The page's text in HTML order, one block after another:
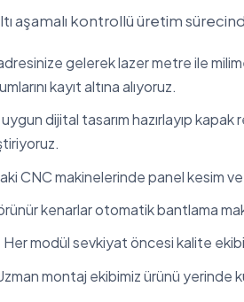
aşamalı kontrollü üretim
gelerek lazer metre ile
kayıt altına alıyoruz.
dijital tasarım hazırlayıp
CNC makinelerinde panel kesim
kenarlar otomatik bantlama
Her modül sevkiyat öncesi kalite
montaj ekibimiz ürünü yerinde